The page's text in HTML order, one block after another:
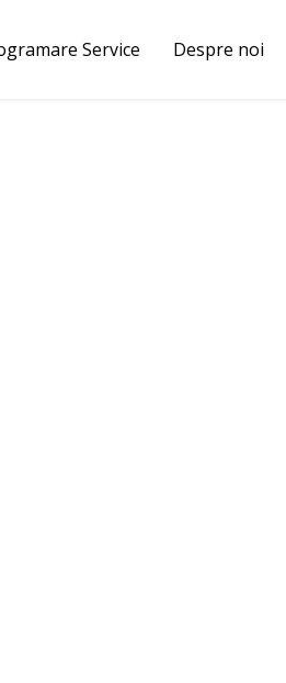
Service Despre noi